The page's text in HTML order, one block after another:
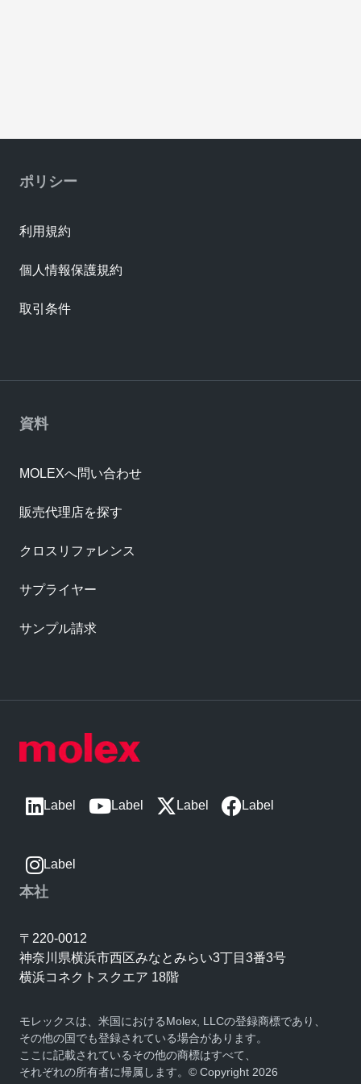
Label Label Label Label
Label
本社
〒220-0012
神奈川県横浜市西区みなとみらい3丁目3番3号
横浜コネクトスクエア 18階
モレックスは、米国におけるMolex, LLCの登録商標であり、
その他の国でも登録されている場合があります。
ここに記載されているその他の商標はすべて、
それぞれの所有者に帰属します。© Copyright 2026
資料
MOLEXへ問い合わせ
販売代理店を探す
クロスリファレンス
サプライヤー
サンプル請求
ポリシー
利用規約
個人情報保護規約
取引条件